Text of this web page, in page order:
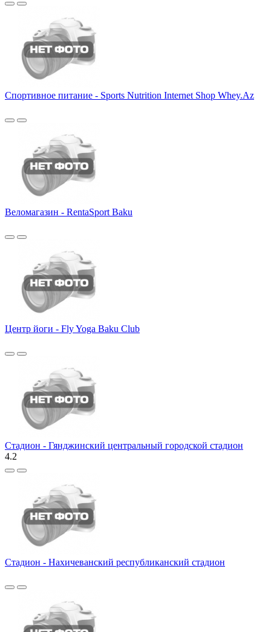
Спортивное питание - Sports Nutrition Internet Shop Whey.Az
Веломагазин - RentaSport Baku
Центр йоги - Fly Yoga Baku Club
Стадион - Гянджинский центральный городской стадион
4.2
Стадион - Нахичеванский республиканский стадион